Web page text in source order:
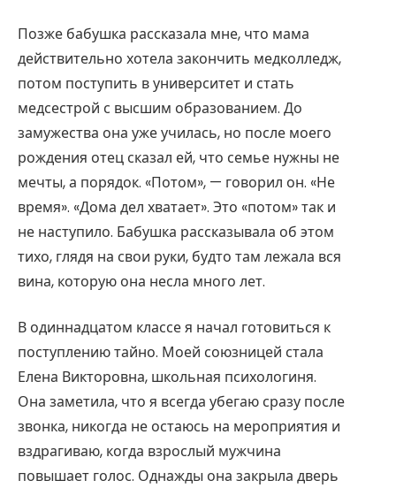
Позже бабушка рассказала мне, что мама
действительно хотела закончить медколледж,
потом поступить в университет и стать
медсестрой с высшим образованием. До
замужества она уже училась, но после моего
рождения отец сказал ей, что семье нужны не
мечты, а порядок. «Потом», — говорил он. «Не
время». «Дома дел хватает». Это «потом» так и
не наступило. Бабушка рассказывала об этом
тихо, глядя на свои руки, будто там лежала вся
вина, которую она несла много лет.
В одиннадцатом классе я начал готовиться к
поступлению тайно. Моей союзницей стала
Елена Викторовна, школьная психологиня.
Она заметила, что я всегда убегаю сразу после
звонка, никогда не остаюсь на мероприятия и
вздрагиваю, когда взрослый мужчина
повышает голос. Однажды она закрыла дверь